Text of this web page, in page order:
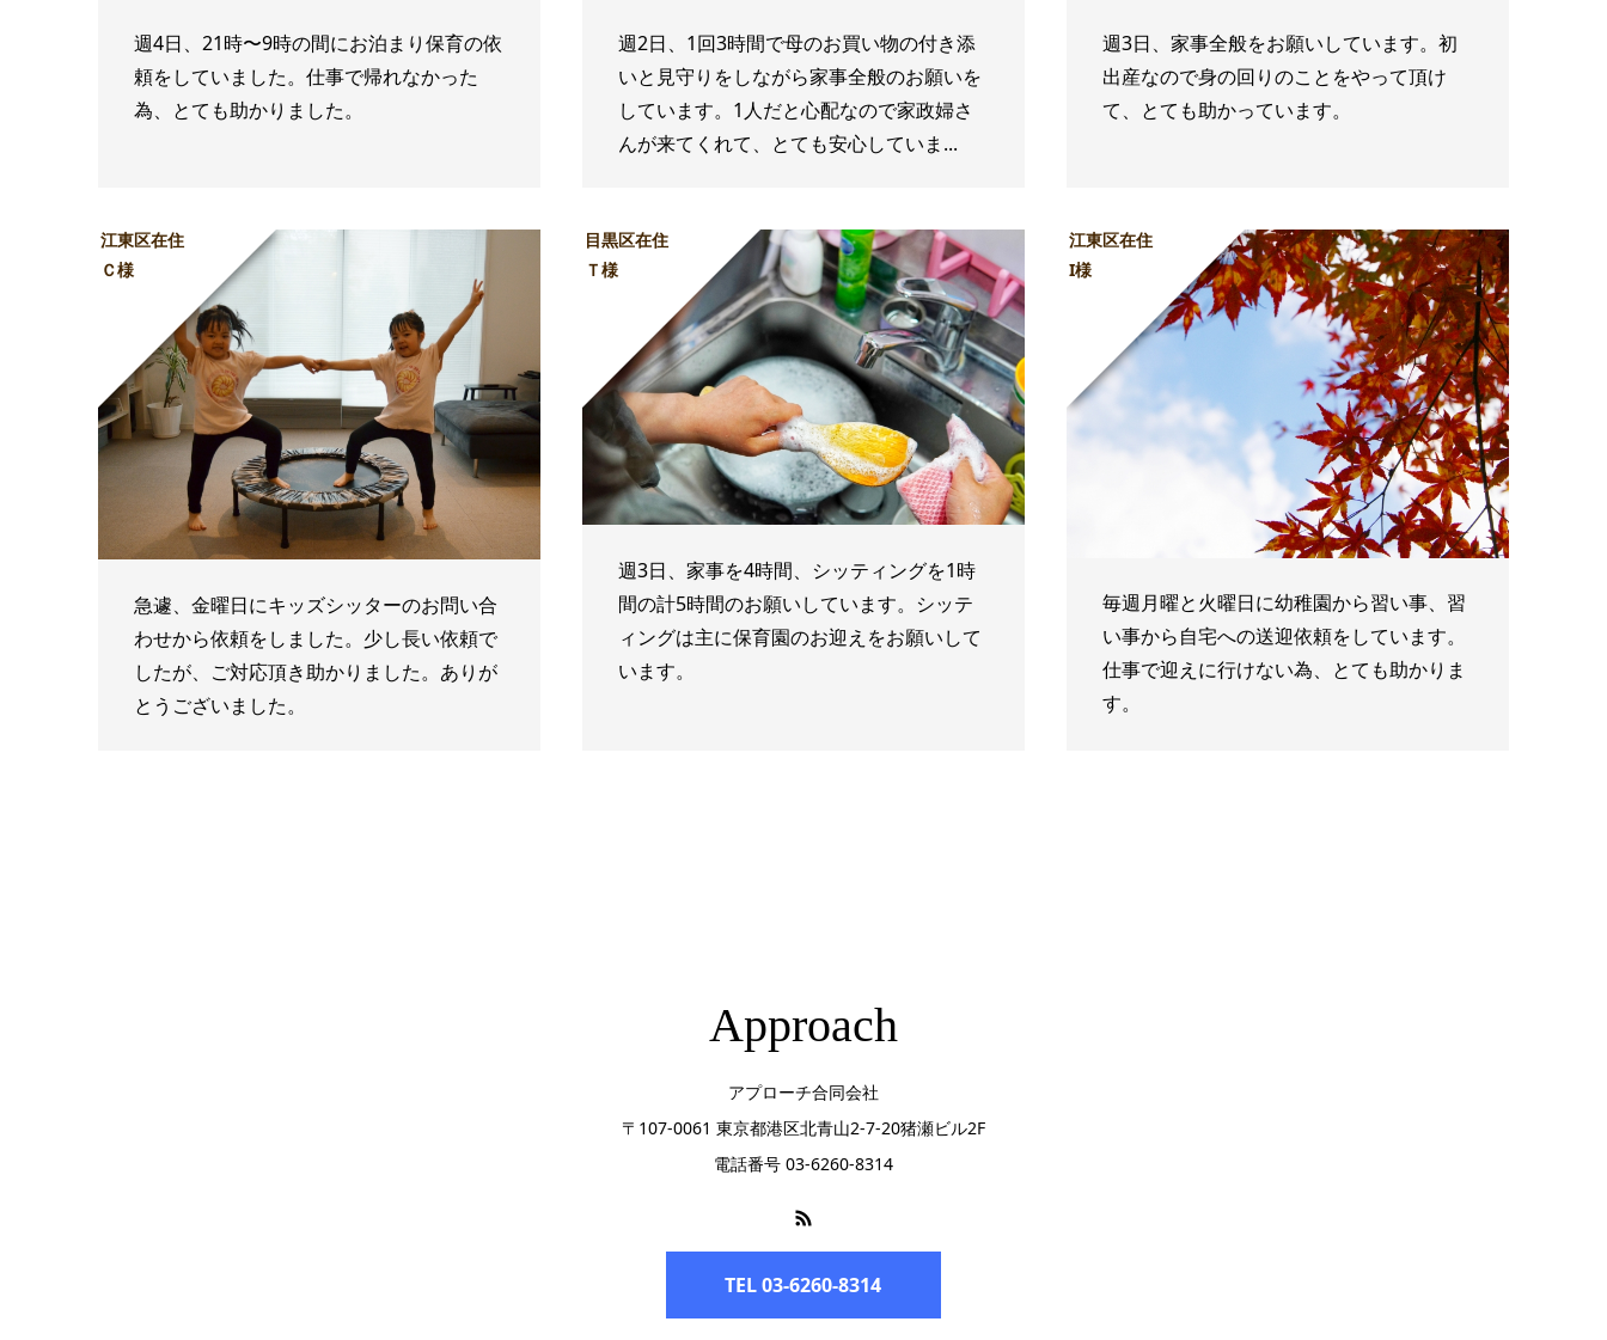
週4日、21時〜9時の間にお泊まり保育の依
頼をしていました。仕事で帰れなかった
為、とても助かりました。
週2日、1回3時間で母のお買い物の付き添
いと見守りをしながら家事全般のお願いを
しています。1人だと心配なので家政婦さ
んが来てくれて、とても安心していま...
週3日、家事全般をお願いしています。初
出産なので身の回りのことをやって頂け
て、とても助かっています。
江東区在住
Ｃ様
急遽、金曜日にキッズシッターのお問い合
わせから依頼をしました。少し長い依頼で
したが、ご対応頂き助かりました。ありが
とうございました。
目黒区在住
Ｔ様
週3日、家事を4時間、シッティングを1時
間の計5時間のお願いしています。シッテ
ィングは主に保育園のお迎えをお願いして
います。
江東区在住
I様
毎週月曜と火曜日に幼稚園から習い事、習
い事から自宅への送迎依頼をしています。
仕事で迎えに行けない為、とても助かりま
す。
Approach
アプローチ合同会社
〒107-0061 東京都港区北青山2-7-20猪瀬ビル2F
電話番号 03-6260-8314
TEL 03-6260-8314